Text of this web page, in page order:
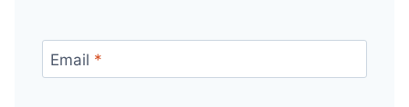
Email *